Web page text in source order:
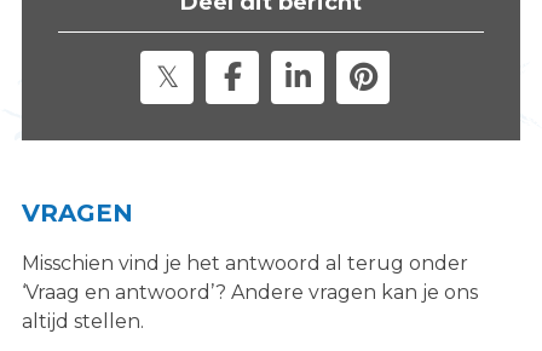
"
VRAGEN
Misschien vind je het antwoord al terug onder
‘Vraag en antwoord’? Andere vragen kan je ons
altijd stellen.